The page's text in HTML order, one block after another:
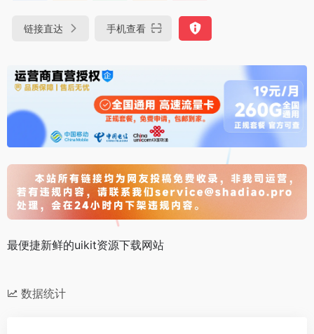
链接直达 手机查看
最便捷新鲜的uikit资源下载网站
数据统计